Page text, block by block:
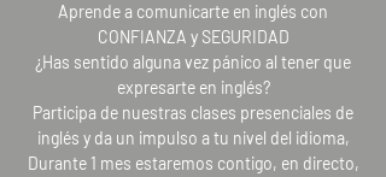
Aprende a comunicarte en inglés con
CONFIANZA y SEGURIDAD
¿Has sentido alguna vez pánico al tener que
expresarte en inglés?
Participa de nuestras clases presenciales de
inglés y da un impulso a tu nivel del idioma,
Durante 1 mes estaremos contigo, en directo,